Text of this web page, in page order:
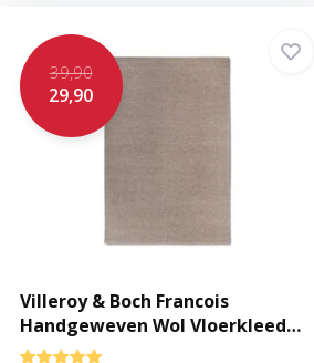
39,90
29,90
Villeroy & Boch Francois
Handgeweven Wol Vloerkleed
Linnen